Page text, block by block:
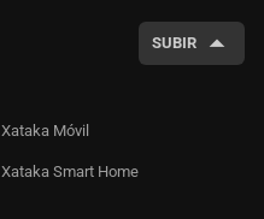
SUBIR
Xataka Móvil
Xataka Smart Home